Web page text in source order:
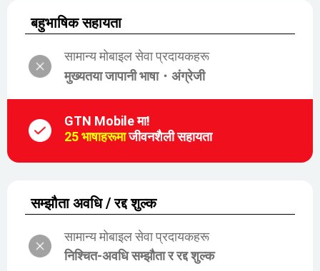
बहुभाषिक सहायता
सामान्य मोबाइल सेवा प्रदायकहरू
मुख्यतया जापानी भाषा・अंग्रेजी
GTN Mobile मा!
25 भाषाहरूमाजीवनशैली सहायता
सम्झौता अवधि / रद्द शुल्क
सामान्य मोबाइल सेवा प्रदायकहरू
निश्चित-अवधि सम्झौता र रद्द शुल्क